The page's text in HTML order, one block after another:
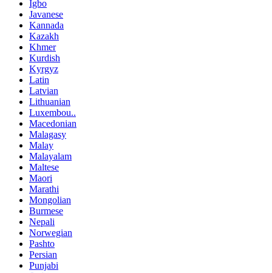
Igbo
Javanese
Kannada
Kazakh
Khmer
Kurdish
Kyrgyz
Latin
Latvian
Lithuanian
Luxembou..
Macedonian
Malagasy
Malay
Malayalam
Maltese
Maori
Marathi
Mongolian
Burmese
Nepali
Norwegian
Pashto
Persian
Punjabi